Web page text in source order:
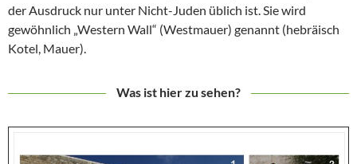
der Ausdruck nur unter Nicht-Juden üblich ist. Sie wird
gewöhnlich „Western Wall“ (Westmauer) genannt (hebräisch
Kotel, Mauer).
Was ist hier zu sehen?